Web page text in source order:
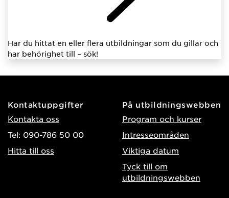
Har du hittat en eller flera utbildningar som du gillar och
har behörighet till – sök!
Kontaktuppgifter
Kontakta oss
Tel: 090-786 50 00
Hitta till oss
På utbildningswebben
Program och kurser
Intresseområden
Viktiga datum
Tyck till om
utbildningswebben